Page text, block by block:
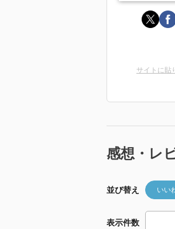
サイトに貼
感想・レ
並び替え いい
表示件数